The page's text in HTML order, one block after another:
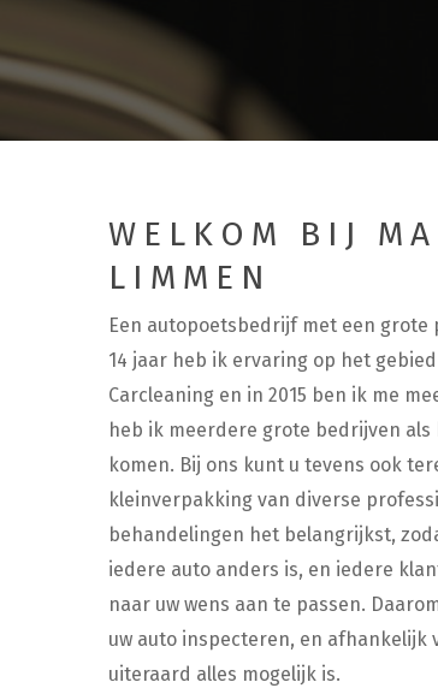
WELKOM BIJ
LIMMEN
Een autopoetsbedrijf met een grote
14 jaar heb ik ervaring op het
Carcleaning en in 2015 ben ik me
heb ik meerdere grote bedrijven
komen. Bij ons kunt u tevens ook
kleinverpakking van diverse
behandelingen het belangrijkst,
iedere auto anders is, en iedere
naar uw wens aan te passen.
uw auto inspecteren, en afhankelijk
uiteraard alles mogelijk is.